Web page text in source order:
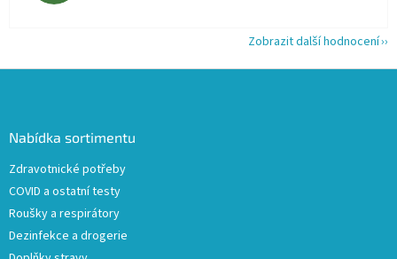
Zobrazit další hodnocení
Nabídka sortimentu
Zdravotnické potřeby
COVID a ostatní testy
Roušky a respirátory
Dezinfekce a drogerie